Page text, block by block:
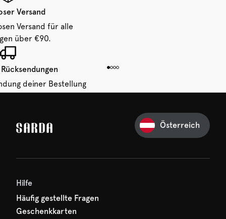
Versand
Versand für alle
über €90.
deiner Bestellung
14 Tagen.
erste Bestellung
Österreich
Hilfe
Häufig gestellte Fragen
Geschenkkarten